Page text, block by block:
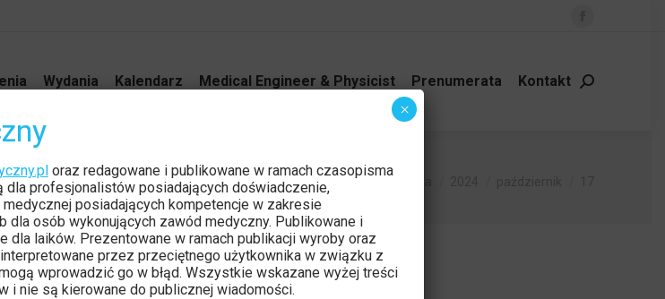
Facebook
opens
Wydania Kalendarz Medical Engineer & Physicist Prenumerata Kontakt Szukaj:
Jesteś tutaj:
Strona główna
oraz redagowane i publikowane w ramach czasopisma
dla profesjonalistów posiadających doświadczenie,
posiadających kompetencje w zakresie
dla osób wykonujących zawód medyczny. Publikowane i
dla laików. Prezentowane w ramach publikacji wyroby oraz
przez przeciętnego użytkownika w związku z
wprowadzić go w błąd. Wszystkie wskazane wyżej treści
i nie są kierowane do publicznej wiadomości.
×